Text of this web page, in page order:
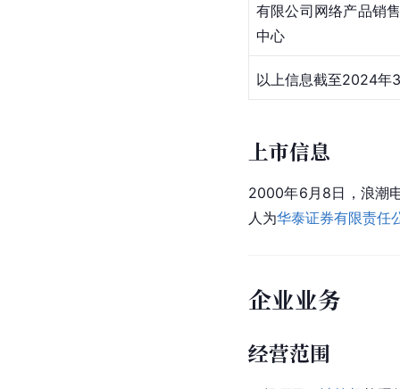
有限公司网络产品销售
中心
以上信息截至2024年
上市信息
2000年6月8日，浪潮
人为华泰证券有限责任
企业业务
经营范围